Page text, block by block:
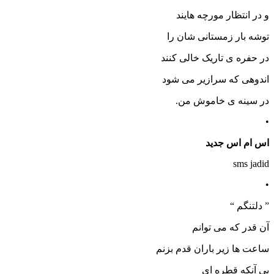
و در انتظار مورچه هایند
توشه بار زمستانی شان را
در حفره ی تاریک خالی کنند
اندوهی که سرازیر می شود
در سینه ی خاموش من.
•
اس ام اس جدید
sms jadid
•
” دلتنگم “
آن قدر که می توانم
ساعت ها زیر باران قدم بزنم
بی آنکه قطره ای